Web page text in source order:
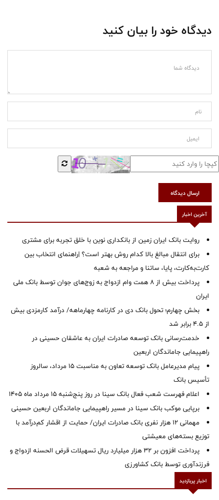
دیدگاه خود را بیان کنید
ارسال دیدگاه
آخرین اخبار
روایت بانک ایران زمین از بانکداری نوین با خلق تجربه برای مشتری
برای انتقال مبالغ بالا کدام روش بهتر است؟ |راهنمای انتخاب بین
کارت‌به‌کارت، پایا، ساتنا و مراجعه به شعبه
پرداخت بیش از ۸ همت وام ازدواج به زوج‌های جوان توسط بانک ملی
ایران
بخش چهارم؛ تحول بانک دی در کارنامه چهارماهه/ درآمد کارمزدی بیش
از ۴.۵ برابر شد
خدمت‌رسانی بانک توسعه صادرات ایران به عاشقان حسینی در
راهپیمایی جاماندگان اربعین
پیام مدیرعامل بانک توسعه تعاون به مناسبت 15 مرداد، سالروز
تأسیس بانک
اعلام فهرست شعب فعال بانک سینا در روز پنج‌شنبه 15 مرداد ماه 1405
برپایی موکب بانک سینا در مسیر راهپیمایی جاماندگان اربعین حسینی
مهمانی ۱۲ هزار نفری بانک صادرات ایران/ حمایت از اقشار کم‌درآمد با
توزیع بسته‌های معیشتی
پرداخت افزون بر 32 هزار میلیارد ریال تسهیلات قرض الحسنه ازدواج و
فرزندآوری توسط بانک کشاورزی
اخبار پربازدید